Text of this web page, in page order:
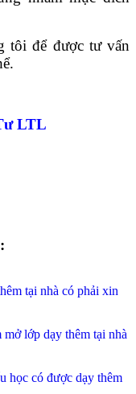
tôi để được tư vấn
LTL
tại nhà có phải xin
lớp dạy thêm tại nhà
học có được dạy thêm